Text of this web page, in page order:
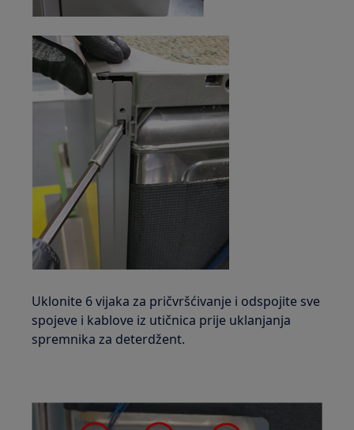
Uklonite 6 vijaka za pričvršćivanje i odspojite sve
spojeve i kablove iz utičnica prije uklanjanja
spremnika za deterdžent.